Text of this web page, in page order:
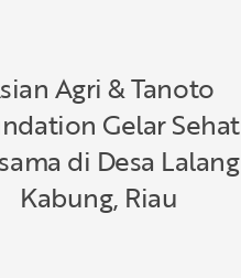
Agri & Tanoto
Gelar Sehat
di Desa Lalang
Kabung, Riau